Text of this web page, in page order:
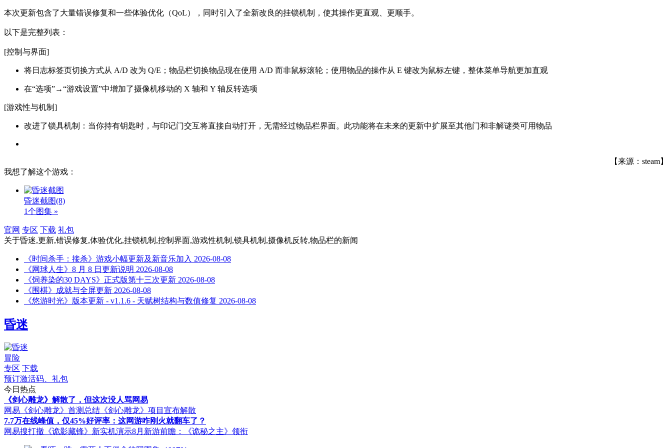
本次更新包含了大量错误修复和一些体验优化（QoL），同时引入了全新改良的挂锁机制，使其操作更直观、更顺手。
以下是完整列表：
[控制与界面]
将日志标签页切换方式从 A/D 改为 Q/E；物品栏切换物品现在使用 A/D 而非鼠标滚轮；使用物品的操作从 E 键改为鼠标左键，整体菜单导航更加直观
在“选项”→“游戏设置”中增加了摄像机移动的 X 轴和 Y 轴反转选项
[游戏性与机制]
改进了锁具机制：当你持有钥匙时，与印记门交互将直接自动打开，无需经过物品栏界面。此功能将在未来的更新中扩展至其他门和非解谜类可用物品
【来源：steam】
我想了解这个游戏：
昏迷截图(8)
1个图集 »
官网 专区 下载 礼包
关于昏迷,更新,错误修复,体验优化,挂锁机制,控制界面,游戏性机制,锁具机制,摄像机反转,物品栏的新闻
《时间杀手：接杀》游戏小幅更新及新音乐加入 2026-08-08
《网球人生》8 月 8 日更新说明 2026-08-08
《饲养染的30 DAYS》正式版第十三次更新 2026-08-08
《围棋》成就与全屏更新 2026-08-08
《悠游时光》版本更新 - v1.1.6 - 天赋树结构与数值修复 2026-08-08
昏迷
冒险
专区 下载
预订激活码、礼包
今日热点
《剑心雕龙》解散了，但这次没人骂网易
网易《剑心雕龙》首测总结 《剑心雕龙》项目宣布解散
7.7万在线峰值，仅45%好评率：这网游咋刚火就翻车了？
网易搜打撤《诡影藏锋》新实机演示8月新游前瞻：《诡秘之主》领衔